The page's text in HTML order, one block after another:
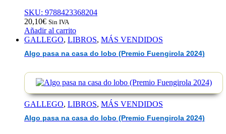
SKU: 9788423368204
20,10€ Sin IVA
Añadir al carrito
GALLEGO, LIBROS, MÁS VENDIDOS
Algo pasa na casa do lobo (Premio Fuengirola 2024)
GALLEGO, LIBROS, MÁS VENDIDOS
Algo pasa na casa do lobo (Premio Fuengirola 2024)